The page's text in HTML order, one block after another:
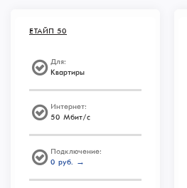
ЕТАЙП 50
Для:
Квартиры
Интернет:
50 Мбит/с
Подключение:
0 руб. →